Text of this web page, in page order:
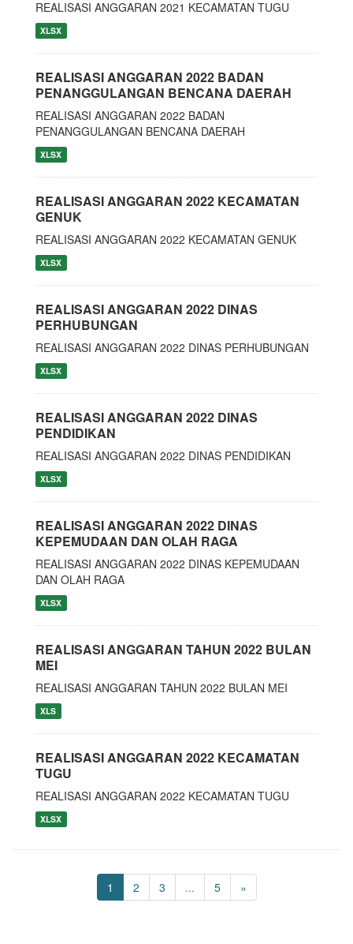
REALISASI ANGGARAN 2021 KECAMATAN TUGU
XLSX
REALISASI ANGGARAN 2022 BADAN
PENANGGULANGAN BENCANA DAERAH
REALISASI ANGGARAN 2022 BADAN
PENANGGULANGAN BENCANA DAERAH
XLSX
REALISASI ANGGARAN 2022 KECAMATAN
GENUK
REALISASI ANGGARAN 2022 KECAMATAN GENUK
XLSX
REALISASI ANGGARAN 2022 DINAS
PERHUBUNGAN
REALISASI ANGGARAN 2022 DINAS PERHUBUNGAN
XLSX
REALISASI ANGGARAN 2022 DINAS
PENDIDIKAN
REALISASI ANGGARAN 2022 DINAS PENDIDIKAN
XLSX
REALISASI ANGGARAN 2022 DINAS
KEPEMUDAAN DAN OLAH RAGA
REALISASI ANGGARAN 2022 DINAS KEPEMUDAAN
DAN OLAH RAGA
XLSX
REALISASI ANGGARAN TAHUN 2022 BULAN
MEI
REALISASI ANGGARAN TAHUN 2022 BULAN MEI
XLS
REALISASI ANGGARAN 2022 KECAMATAN
TUGU
REALISASI ANGGARAN 2022 KECAMATAN TUGU
XLSX
1 2 3 ... 5 »